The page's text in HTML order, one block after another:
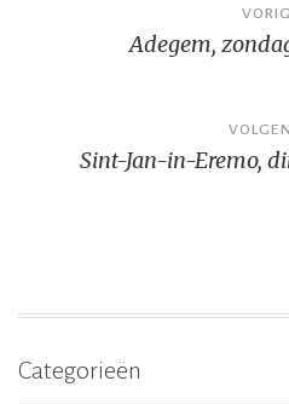
navigatieAdegem,
Sint-Jan-in-Eremo,
Categorieën